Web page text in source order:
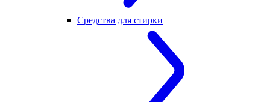
Средства для стирки